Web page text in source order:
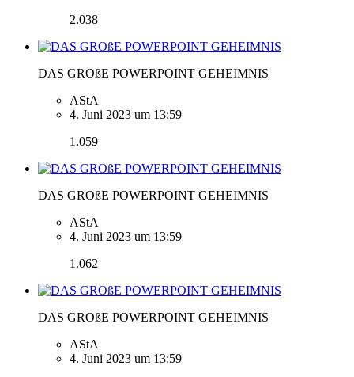
2.038
DAS GROßE POWERPOINT GEHEIMNIS
AStA
4. Juni 2023 um 13:59
1.059
DAS GROßE POWERPOINT GEHEIMNIS
AStA
4. Juni 2023 um 13:59
1.062
DAS GROßE POWERPOINT GEHEIMNIS
AStA
4. Juni 2023 um 13:59